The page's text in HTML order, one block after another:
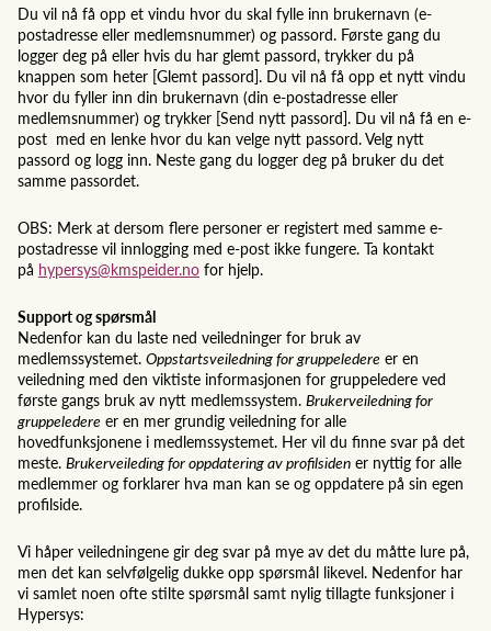
Du vil nå få opp et vindu hvor du skal fylle inn brukernavn (e-
postadresse eller medlemsnummer) og passord. Første gang du
logger deg på eller hvis du har glemt passord, trykker du på
knappen som heter [Glemt passord]. Du vil nå få opp et nytt vindu
hvor du fyller inn din brukernavn (din e-postadresse eller
medlemsnummer) og trykker [Send nytt passord]. Du vil nå få en e-
post med en lenke hvor du kan velge nytt passord. Velg nytt
passord og logg inn. Neste gang du logger deg på bruker du det
samme passordet.
OBS: Merk at dersom flere personer er registert med samme e-
postadresse vil innlogging med e-post ikke fungere. Ta kontakt
på hypersys@kmspeider.no for hjelp.
Support og spørsmål
Nedenfor kan du laste ned veiledninger for bruk av
medlemssystemet. Oppstartsveiledning for gruppeledere er en
veiledning med den viktiste informasjonen for gruppeledere ved
første gangs bruk av nytt medlemssystem. Brukerveiledning for
gruppeledere er en mer grundig veiledning for alle
hovedfunksjonene i medlemssystemet. Her vil du finne svar på det
meste. Brukerveileding for oppdatering av profilsiden er nyttig for alle
medlemmer og forklarer hva man kan se og oppdatere på sin egen
profilside.
Vi håper veiledningene gir deg svar på mye av det du måtte lure på,
men det kan selvfølgelig dukke opp spørsmål likevel. Nedenfor har
vi samlet noen ofte stilte spørsmål samt nylig tillagte funksjoner i
Hypersys: